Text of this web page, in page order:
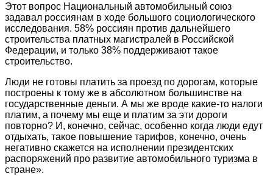
Этот вопрос Национальный автомобильный cоюз
задавал россиянам в ходе большого социологического
исследования. 58% россиян против дальнейшего
строительства платных магистралей в Российской
Федерации, и только 38% поддерживают такое
строительство.
Люди не готовы платить за проезд по дорогам, которые
построены к тому же в абсолютном большинстве на
государственные деньги. А мы же вроде какие-то налоги
платим, а почему мы еще и платим за эти дороги
повторно? И, конечно, сейчас, особенно когда люди едут
отдыхать, такое повышение тарифов, конечно, очень
негативно скажется на исполнении президентских
распоряжений про развитие автомобильного туризма в
стране».